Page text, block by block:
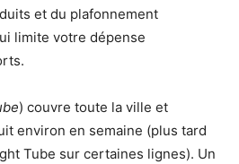
et du plafonnement
limite votre dépense
) couvre toute la ville et
environ en semaine (plus tard
Tube sur certaines lignes). Un